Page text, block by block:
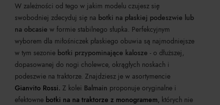
W zależności od tego w jakim modelu czujesz się
swobodniej zdecyduj się na botki na płaskiej podeszwie lub
na obcasie w formie stabilnego słupka. Perfekcyjnym
wyborem dla miłośniczek płaskiego obuwia są najmodniejsze
w tym sezonie botki przypominające kalosze - o dłuższej,
dopasowanej do nogi cholewce, okrągłych noskach i
podeszwie na traktorze. Znajdziesz je w asortymencie
Gianvito Rossi. Z kolei Balmain proponuje oryginalne i
efektowne botki na na traktorze z monogramem, których nie